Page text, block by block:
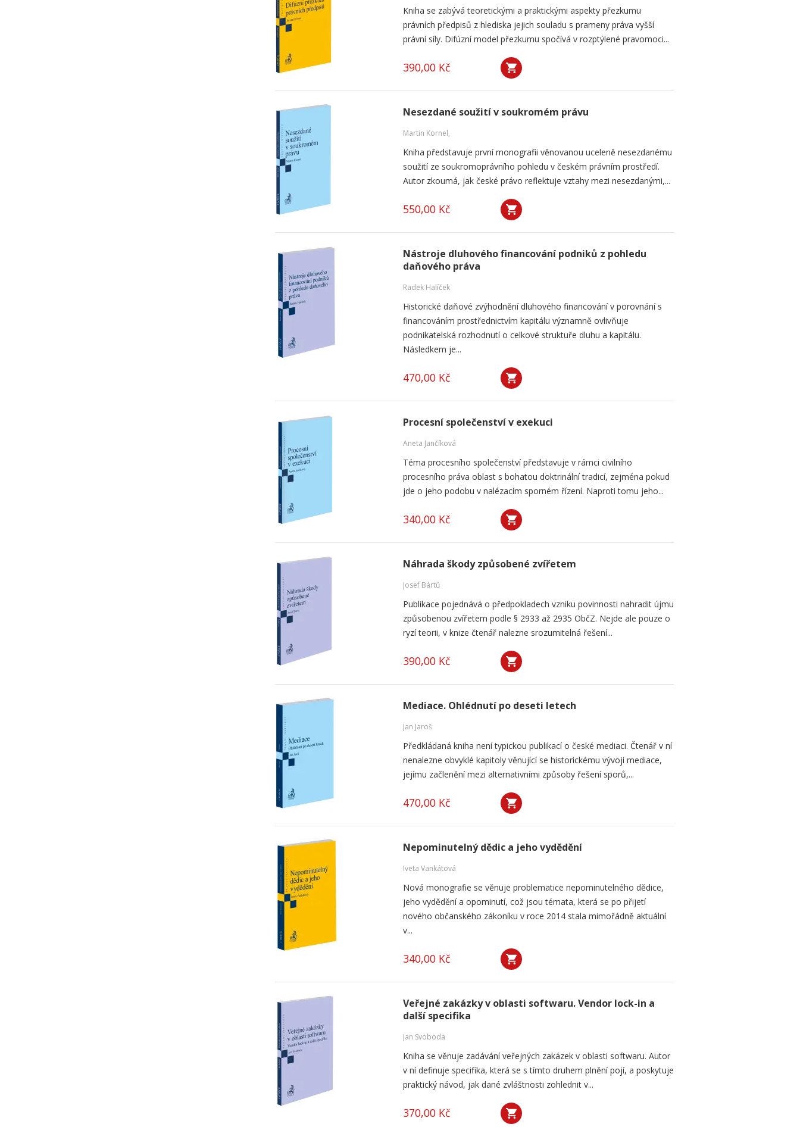
Kniha se zabývá teoretickými a praktickými aspekty přezkumu
právních předpisů z hlediska jejich souladu s prameny práva vyšší
právní síly. Difúzní model přezkumu spočívá v rozptýlené pravomoci...
390,00 Kč
Nesezdané soužití v soukromém právu
Martin Kornel,
Kniha představuje první monografii věnovanou uceleně nesezdanému
soužití ze soukromoprávního pohledu v českém právním prostředí.
Autor zkoumá, jak české právo reflektuje vztahy mezi nesezdanými,...
550,00 Kč
Nástroje dluhového financování podniků z pohledu
daňového práva
Radek Halíček
Historické daňové zvýhodnění dluhového financování v porovnání s
financováním prostřednictvím kapitálu významně ovlivňuje
podnikatelská rozhodnutí o celkové struktuře dluhu a kapitálu.
Následkem je...
470,00 Kč
Procesní společenství v exekuci
Aneta Jančíková
Téma procesního společenství představuje v rámci civilního
procesního práva oblast s bohatou doktrinální tradicí, zejména pokud
jde o jeho podobu v nalézacím sporném řízení. Naproti tomu jeho...
340,00 Kč
Náhrada škody způsobené zvířetem
Josef Bártů
Publikace pojednává o předpokladech vzniku povinnosti nahradit újmu
způsobenou zvířetem podle § 2933 až 2935 ObčZ. Nejde ale pouze o
ryzí teorii, v knize čtenář nalezne srozumitelná řešení...
390,00 Kč
Mediace. Ohlédnutí po deseti letech
Jan Jaroš
Předkládaná kniha není typickou publikací o české mediaci. Čtenář v ní
nenalezne obvyklé kapitoly věnující se historickému vývoji mediace,
jejímu začlenění mezi alternativními způsoby řešení sporů,...
470,00 Kč
Nepominutelný dědic a jeho vydědění
Iveta Vankátová
Nová monografie se věnuje problematice nepominutelného dědice,
jeho vydědění a opominutí, což jsou témata, která se po přijetí
nového občanského zákoníku v roce 2014 stala mimořádně aktuální
v...
340,00 Kč
Veřejné zakázky v oblasti softwaru. Vendor lock-in a
další specifika
Jan Svoboda
Kniha se věnuje zadávání veřejných zakázek v oblasti softwaru. Autor
v ní definuje specifika, která se s tímto druhem plnění pojí, a poskytuje
praktický návod, jak dané zvláštnosti zohlednit v...
370,00 Kč